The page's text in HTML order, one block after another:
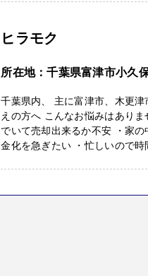
ヒラモク
所在地：千葉県富津市小久
千葉県内、 主に富津市、木更
えの方へ こんなお悩みはあり
でいて売却出来るか不安 ・家
金化を急ぎたい ・忙しいので